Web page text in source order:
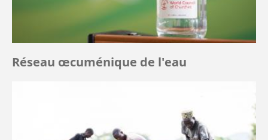
Réseau œcuménique de l'eau